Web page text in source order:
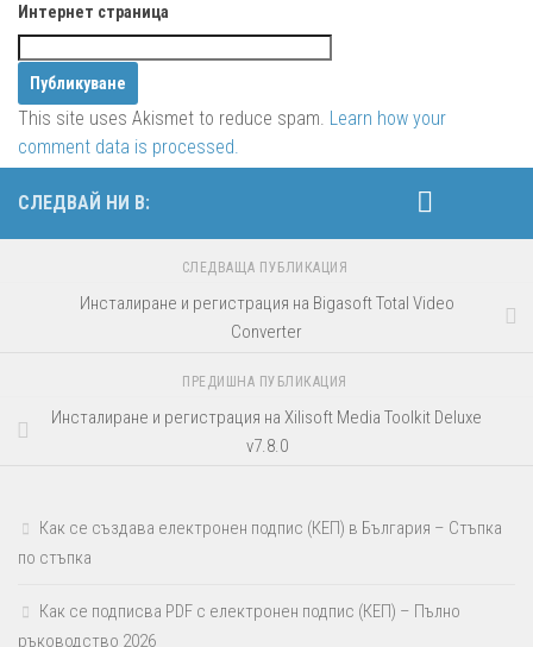
Интернет страница
This site uses Akismet to reduce spam. Learn how your
comment data is processed.
СЛЕДВАЙ НИ В:
СЛЕДВАЩА ПУБЛИКАЦИЯ
Инсталиране и регистрация на Bigasoft Total Video
Converter
ПРЕДИШНА ПУБЛИКАЦИЯ
Инсталиране и регистрация на Xilisoft Media Toolkit Deluxe
v7.8.0
Как се създава електронен подпис (КЕП) в България – Стъпка
по стъпка
Как се подписва PDF с електронен подпис (КЕП) – Пълно
ръководство 2026